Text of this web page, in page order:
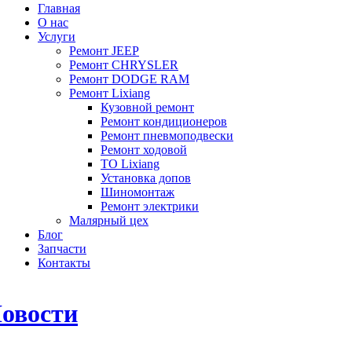
Главная
О нас
Услуги
Ремонт JEEP
Ремонт CHRYSLER
Ремонт DODGE RAM
Ремонт Lixiang
Кузовной ремонт
Ремонт кондиционеров
Ремонт пневмоподвески
Ремонт ходовой
ТО Lixiang
Установка допов
Шиномонтаж
Ремонт электрики
Малярный цех
Блог
Запчасти
Контакты